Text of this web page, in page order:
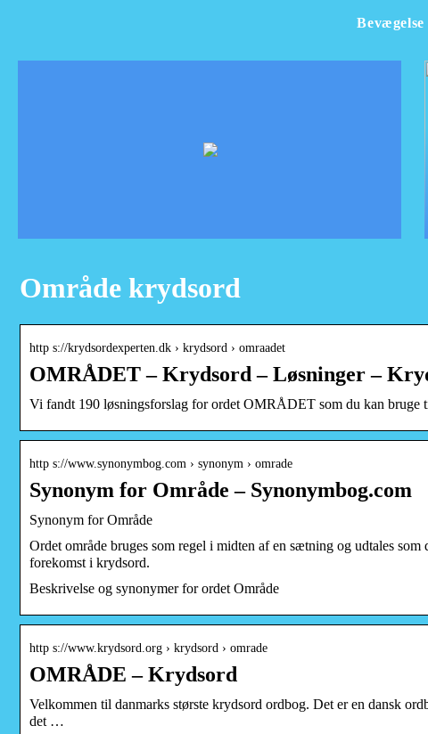
Bevægelse
Område krydsord
http s://krydsordexperten.dk › krydsord › omraadet
OMRÅDET – Krydsord – Løsninger –
Vi fandt 190 løsningsforslag for ordet OMRÅDET som du kan
http s://www.synonymbog.com › synonym › omrade
Synonym for Område – Synonymbog.com
Synonym for Område
Ordet område bruges som regel i midten af ​​en sætning og udtales
forekomst i krydsord.
Beskrivelse og synonymer for ordet Område
http s://www.krydsord.org › krydsord › omrade
OMRÅDE – Krydsord
Velkommen til danmarks største krydsord ordbog. Det er en dansk
det …